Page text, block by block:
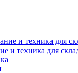
и техника для